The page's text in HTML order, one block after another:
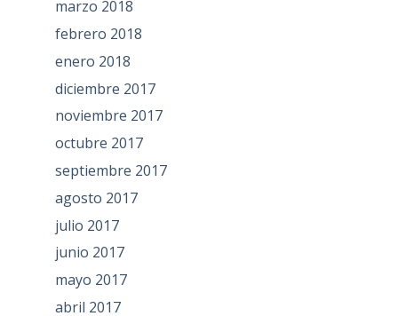
marzo 2018
febrero 2018
enero 2018
diciembre 2017
noviembre 2017
octubre 2017
septiembre 2017
agosto 2017
julio 2017
junio 2017
mayo 2017
abril 2017